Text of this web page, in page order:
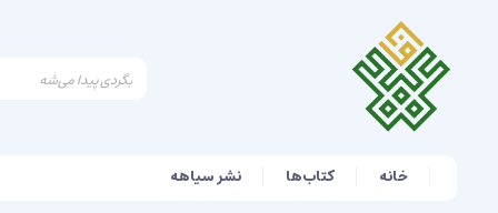
خانه کتاب‌ها
نشر سیاهه